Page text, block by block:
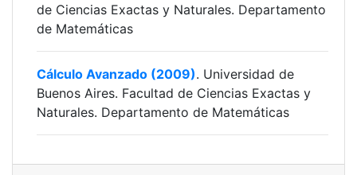
de Ciencias Exactas y Naturales. Departamento
de Matemáticas
Cálculo Avanzado (2009). Universidad de
Buenos Aires. Facultad de Ciencias Exactas y
Naturales. Departamento de Matemáticas